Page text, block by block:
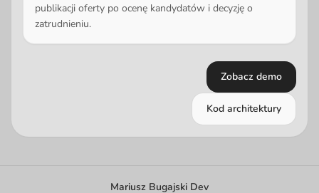
publikacji oferty po ocenę kandydatów i decyzję o
zatrudnieniu.
Zobacz demo
Kod architektury
Mariusz Bugajski Dev